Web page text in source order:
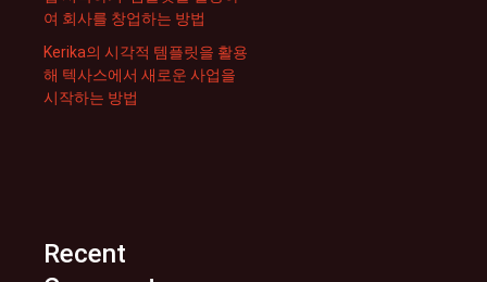
여 회사를 창업하는 방법
Kerika의 시각적 템플릿을 활용
해 텍사스에서 새로운 사업을
시작하는 방법
Recent